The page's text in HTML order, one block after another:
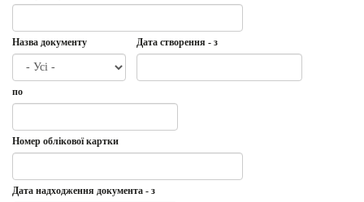
Назва документу Дата створення - з
створення
з
по
Дата
по
Номер облікової картки
Дата надходження документа - з